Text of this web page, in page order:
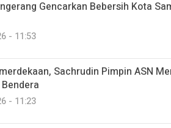
Gencarkan Bebersih Kota
- 11:53
Sachrudin Pimpin ASN
- 11:23